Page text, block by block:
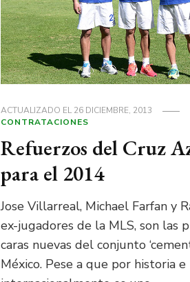
ACTUALIZADO EL26 DICIEMBRE, 2013
CONTRATACIONES
Refuerzos del Cruz
para el 2014
Jose Villarreal, Michael Farfan y
ex-jugadores de la MLS, son las
caras nuevas del conjunto
México. Pese a que por historia e